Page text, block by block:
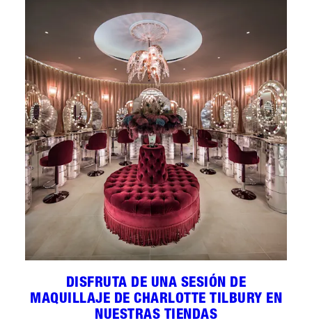
DISFRUTA DE UNA SESIÓN DE
MAQUILLAJE DE CHARLOTTE TILBURY EN
NUESTRAS TIENDAS